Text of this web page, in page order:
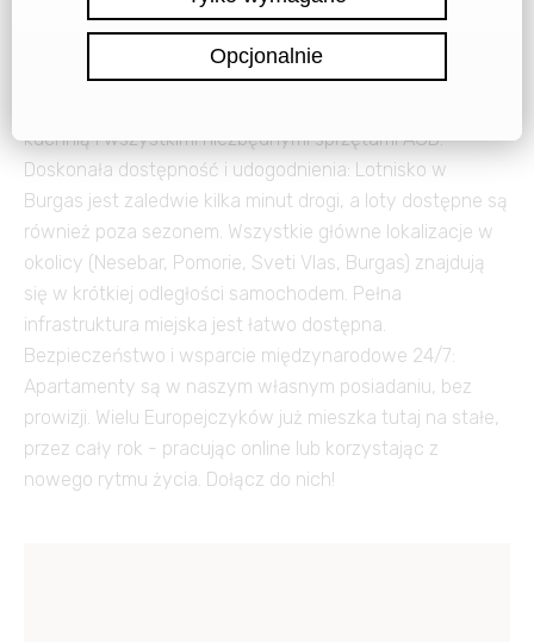
pojazdu; Typy apartamentów w Słonecznym Brzegu i
Aheloy (przy plaży): Studia, apartamenty 2-pokojowe i 3-
pokojowe - odpowiednie dla osób indywidualnych, par,
kuchnią i wszystkimi niezbędnymi sprzętami AGD.
Doskonała dostępność i udogodnienia: Lotnisko w
Burgas jest zaledwie kilka minut drogi, a loty dostępne są
również poza sezonem. Wszystkie główne lokalizacje w
okolicy (Nesebar, Pomorie, Sveti Vlas, Burgas) znajdują
się w krótkiej odległości samochodem. Pełna
infrastruktura miejska jest łatwo dostępna.
Bezpieczeństwo i wsparcie międzynarodowe 24/7:
Apartamenty są w naszym własnym posiadaniu, bez
prowizji. Wielu Europejczyków już mieszka tutaj na stałe,
przez cały rok - pracując online lub korzystając z
nowego rytmu życia. Dołącz do nich!